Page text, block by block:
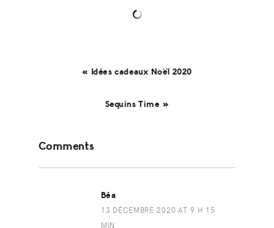
« Idées cadeaux Noël 2020
Sequins Time »
Interactions
Comments
Béa
13 DÉCEMBRE 2020 AT 9 H 15
MIN